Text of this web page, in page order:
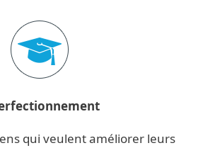
qui veulent améliorer leurs